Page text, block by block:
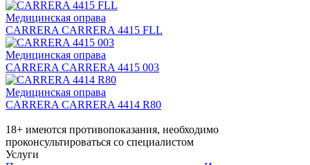
Медицинская оправа
CARRERA CARRERA 4415 FLL
Медицинская оправа
CARRERA CARRERA 4415 003
Медицинская оправа
CARRERA CARRERA 4414 R80
18+ имеются противопоказания, необходимо
проконсультироваться со специалистом
Услуги